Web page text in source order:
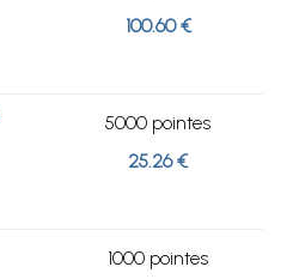
100.60 €
5000 pointes
25.26 €
1000 pointes